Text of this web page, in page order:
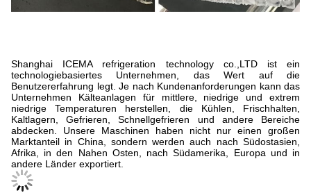
Shanghai ICEMA refrigeration technology co.,LTD ist ein
technologiebasiertes Unternehmen, das Wert auf die
Benutzererfahrung legt. Je nach Kundenanforderungen kann das
Unternehmen Kälteanlagen für mittlere, niedrige und extrem
niedrige Temperaturen herstellen, die Kühlen, Frischhalten,
Kaltlagern, Gefrieren, Schnellgefrieren und andere Bereiche
abdecken. Unsere Maschinen haben nicht nur einen großen
Marktanteil in China, sondern werden auch nach Südostasien,
Afrika, in den Nahen Osten, nach Südamerika, Europa und in
andere Länder exportiert.